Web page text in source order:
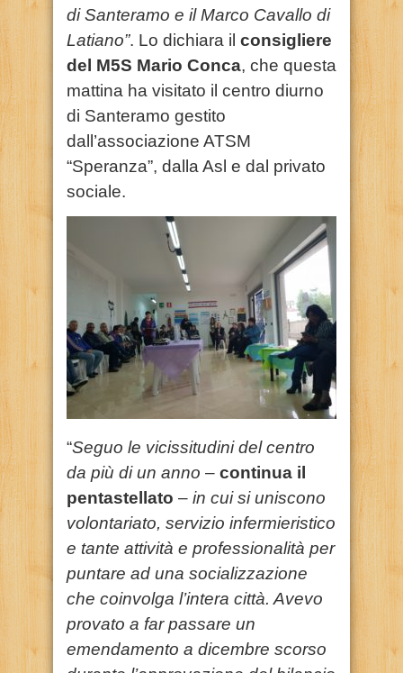
di Santeramo e il Marco Cavallo di
Latiano”. Lo dichiara il consigliere
del M5S Mario Conca, che questa
mattina ha visitato il centro diurno
di Santeramo gestito
dall’associazione ATSM
“Speranza”, dalla Asl e dal privato
sociale.
“Seguo le vicissitudini del centro
da più di un anno – continua il
pentastellato – in cui si uniscono
volontariato, servizio infermieristico
e tante attività e professionalità per
puntare ad una socializzazione
che coinvolga l’intera città. Avevo
provato a far passare un
emendamento a dicembre scorso